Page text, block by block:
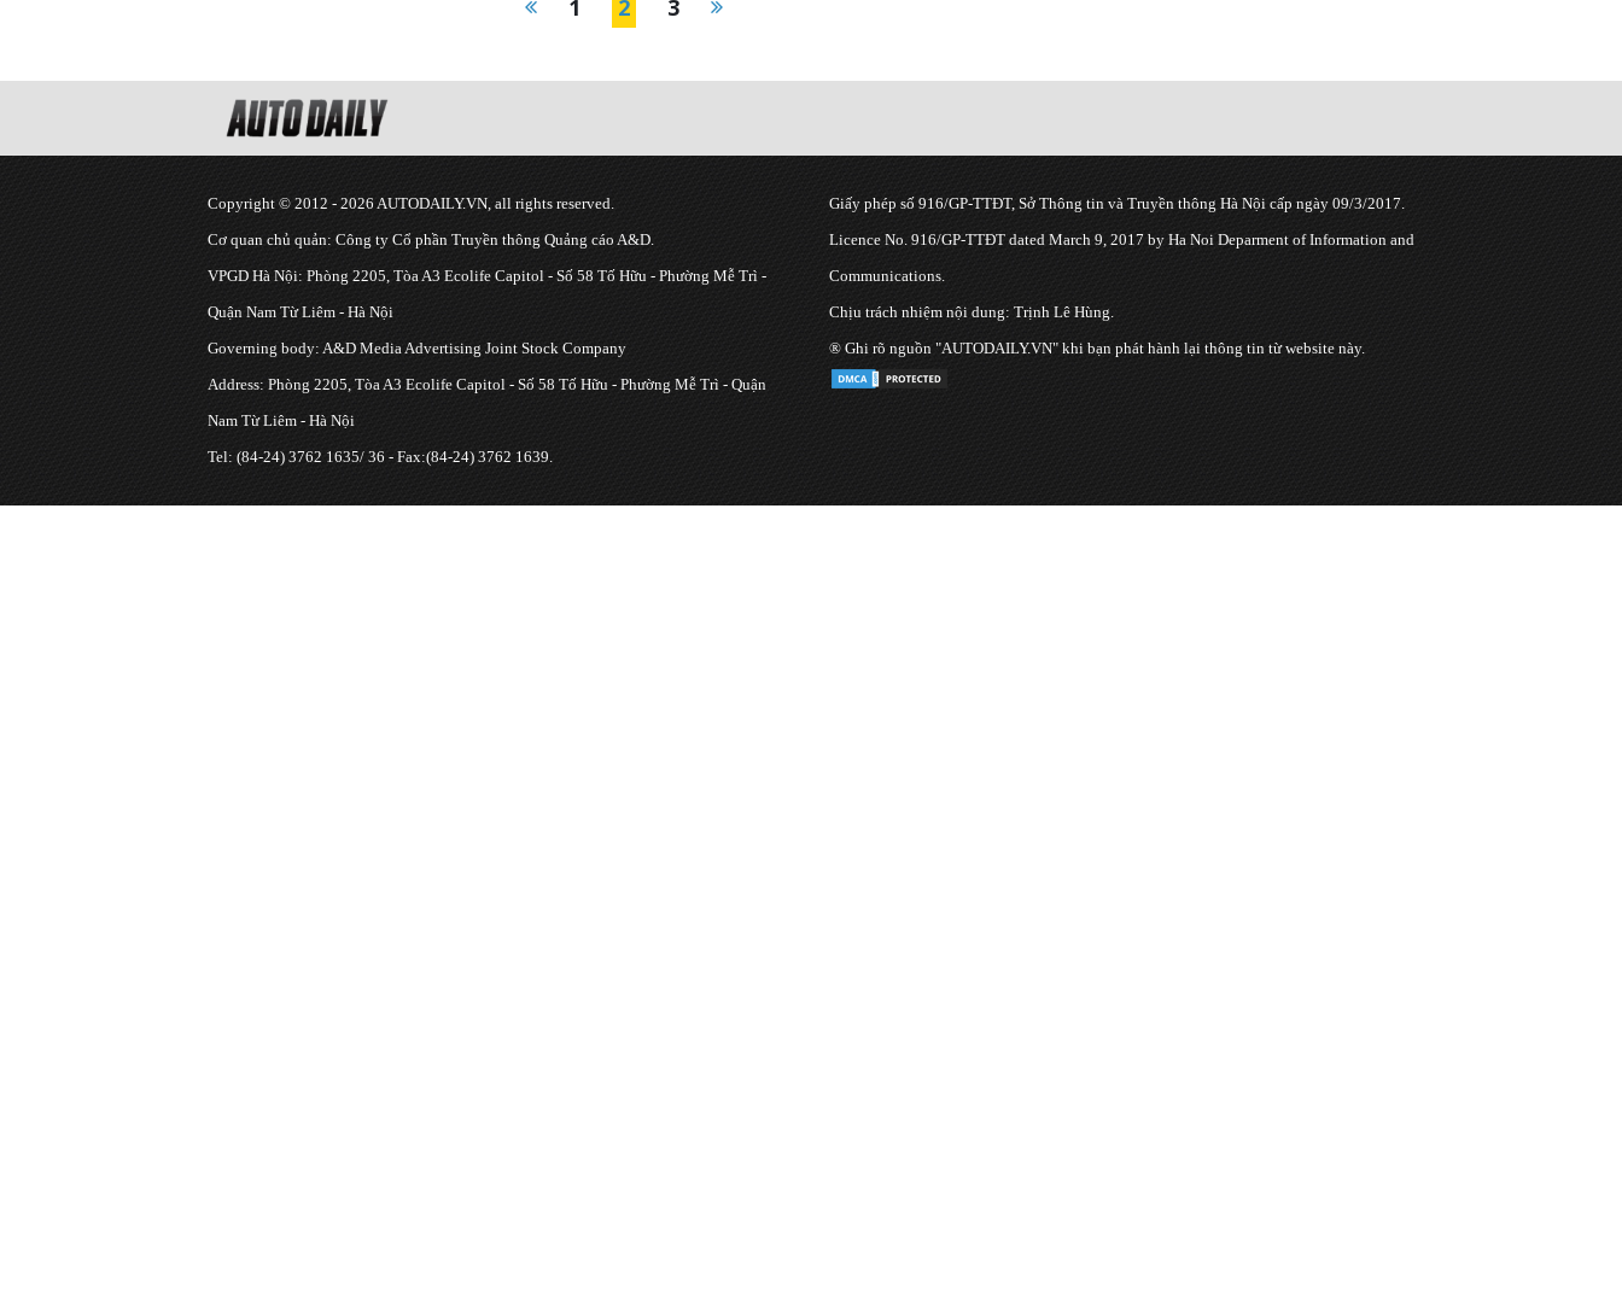
1 2 3
Copyright © 2012 - 2026 AUTODAILY.VN, all rights reserved.
Cơ quan chủ quản: Công ty Cổ phần Truyền thông Quảng cáo A&D.
VPGD Hà Nội: Phòng 2205, Tòa A3 Ecolife Capitol - Số 58 Tố Hữu - Phường Mễ Trì -
Quận Nam Từ Liêm - Hà Nội
Governing body: A&D Media Advertising Joint Stock Company
Address: Phòng 2205, Tòa A3 Ecolife Capitol - Số 58 Tố Hữu - Phường Mễ Trì - Quận
Nam Từ Liêm - Hà Nội
Tel: (84-24) 3762 1635/ 36 - Fax:(84-24) 3762 1639.
Giấy phép số 916/GP-TTĐT, Sở Thông tin và Truyền thông Hà Nội cấp ngày 09/3/2017.
Licence No. 916/GP-TTĐT dated March 9, 2017 by Ha Noi Deparment of Information and
Communications.
Chịu trách nhiệm nội dung: Trịnh Lê Hùng.
® Ghi rõ nguồn "AUTODAILY.VN" khi bạn phát hành lại thông tin từ website này.